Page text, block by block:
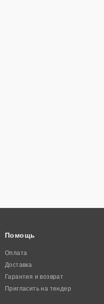
Помощь
Оплата
Доставка
Гарантия и возврат
Пригласить на тендер